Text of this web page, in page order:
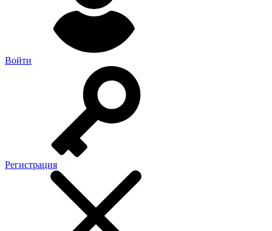
Войти
Регистрация